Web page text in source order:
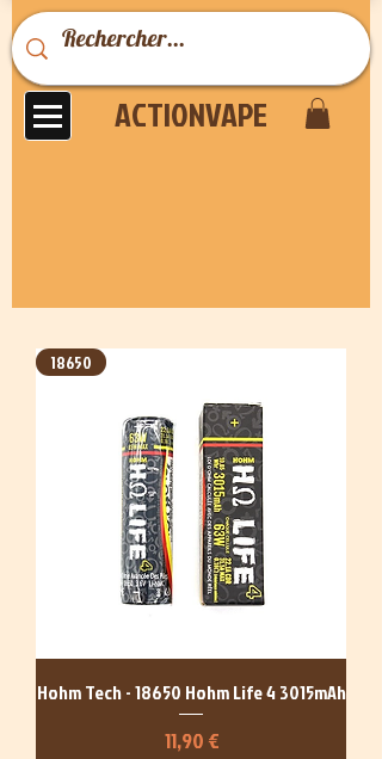
ACTIONVAPE
18650
Hohm Tech - 18650 Hohm Life 4 3015mAh
Prix
11,90 €